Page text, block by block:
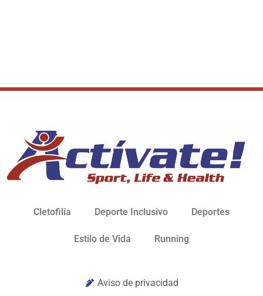
Cletofilia Deporte Inclusivo Deportes
Estilo de Vida Running
Aviso de privacidad